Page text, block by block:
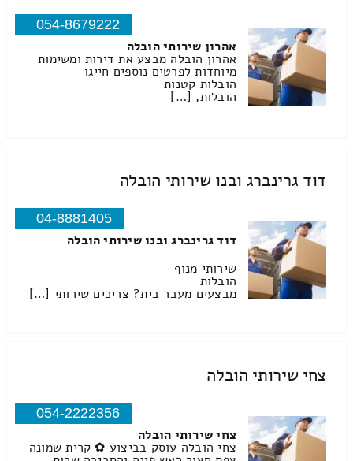
054-8679222
אהרון שירותי הובלה
אהרון הובלה מבצע את דירות ומשימות
מיוחדות לפרטים נוספים חייגו
הובלות קטנות
הובלות, […]
דוד גרינברג ובנו שירותי הובלה
04-8881405
דוד גרינברג ובנו שירותי הובלה
שירותי מנוף
הובלות
מבצעים מעבר בית? צריכים שירותי […]
צחי שירותי הובלה
054-2222356
צחי שירותי הובלה
צחי הובלה עוסק בביצוע ✿ קרית שמונה